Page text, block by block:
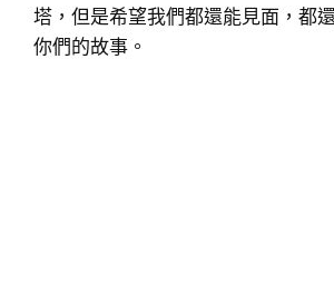
塔，但是希望我們都還能見面，都
你們的故事。